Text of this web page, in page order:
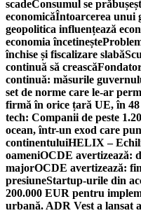
scadeConsumul se
economicăÎntoarcerea unui
geopolitica influențează
economia încetinește
închise și fiscalizare slabă
continuă să crească
continuă: măsurile
set de norme care le-ar
firmă în orice țară UE, în 48
tech: Companii de peste
ocean, într-un exod care
continentuluiHELIX –
oameniOCDE avertizează:
majorOCDE avertizează:
presiuneStartup-urile din
200.000 EUR pentru
urbană. ADR Vest a lansat